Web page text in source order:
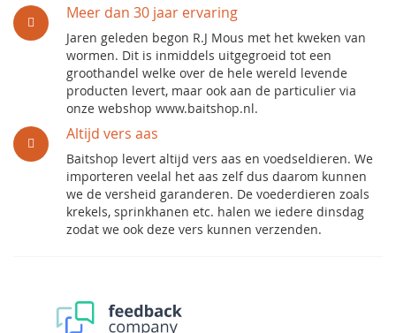
Meer dan 30 jaar ervaring
Jaren geleden begon R.J Mous met het kweken van
wormen. Dit is inmiddels uitgegroeid tot een
groothandel welke over de hele wereld levende
producten levert, maar ook aan de particulier via
onze webshop www.baitshop.nl.
Altijd vers aas
Baitshop levert altijd vers aas en voedseldieren. We
importeren veelal het aas zelf dus daarom kunnen
we de versheid garanderen. De voederdieren zoals
krekels, sprinkhanen etc. halen we iedere dinsdag
zodat we ook deze vers kunnen verzenden.